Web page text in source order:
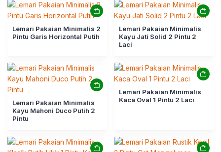
Lemari Pakaian Minimalis 2
Pintu Garis Horizontal Putih
Lemari Pakaian Minimalis
Kayu Jati Solid 2 Pintu 2
Laci
Lemari Pakaian Minimalis
Kayu Mahoni Duco Putih 2
Pintu
Lemari Pakaian Minimalis
Kaca Oval 1 Pintu 2 Laci